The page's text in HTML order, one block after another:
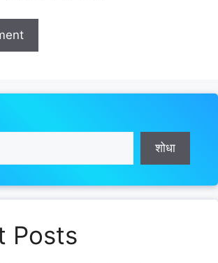
शोधा
Posts